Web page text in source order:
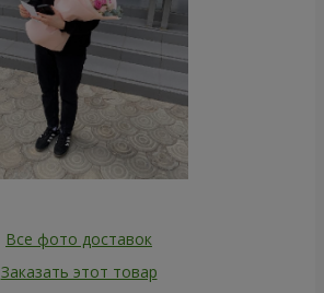
Все фото доставок
Заказать этот товар